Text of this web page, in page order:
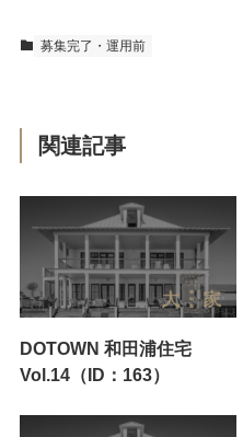
募集完了・運用前
関連記事
DOTOWN 和田浦住宅
Vol.14（ID：163）